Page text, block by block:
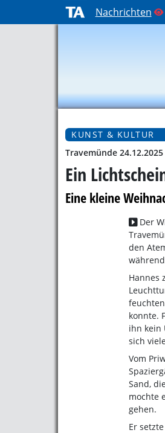
Nachrichten
KUNST & KULTUR
Travemünde 24.12.2025
Ein
Eine kleine
Der
den
Hannes
konnte.
ihn kein
sich
Vom
Sand,
mochte
gehen.
Er